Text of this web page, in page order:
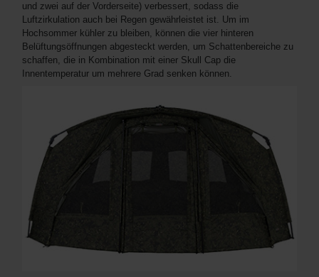
und zwei auf der Vorderseite) verbessert, sodass die
Luftzirkulation auch bei Regen gewährleistet ist. Um im
Hochsommer kühler zu bleiben, können die vier hinteren
Belüftungsöffnungen abgesteckt werden, um Schattenbereiche zu
schaffen, die in Kombination mit einer Skull Cap die
Innentemperatur um mehrere Grad senken können.